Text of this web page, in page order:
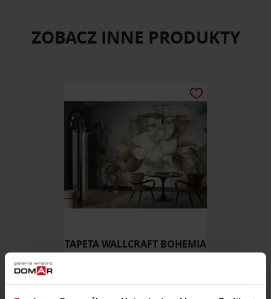
ZOBACZ INNE PRODUKTY
TAPETA WALLCRAFT BOHEMIA